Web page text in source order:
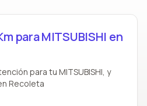
para MITSUBISHI en
para tu MITSUBISHI, y
Recoleta